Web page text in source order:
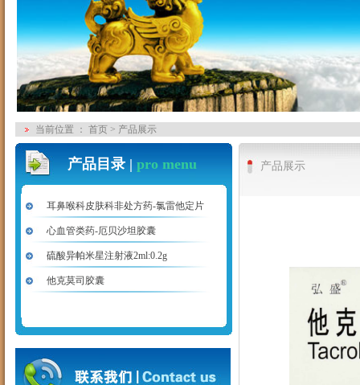
当前位置 ： 首页 > 产品展示
产品目录 | pro menu
耳鼻喉科皮肤科非处方药-氯雷他定片
心血管类药-厄贝沙坦胶囊
硫酸异帕米星注射液2ml:0.2g
他克莫司胶囊
产品展示